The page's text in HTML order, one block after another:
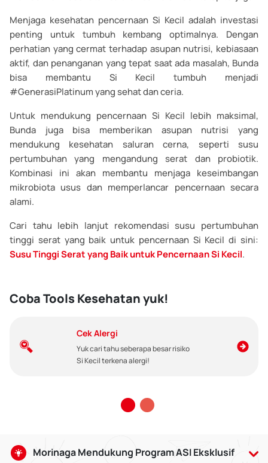
Menjaga kesehatan pencernaan Si Kecil adalah investasi
penting untuk tumbuh kembang optimalnya. Dengan
perhatian yang cermat terhadap asupan nutrisi, kebiasaan
aktif, dan penanganan yang tepat saat ada masalah, Bunda
bisa membantu Si Kecil tumbuh menjadi
#GenerasiPlatinum yang sehat dan ceria.
Untuk mendukung pencernaan Si Kecil lebih maksimal,
Bunda juga bisa memberikan asupan nutrisi yang
mendukung kesehatan saluran cerna, seperti susu
pertumbuhan yang mengandung serat dan probiotik.
Kombinasi ini akan membantu menjaga keseimbangan
mikrobiota usus dan memperlancar pencernaan secara
alami.
Cari tahu lebih lanjut rekomendasi susu pertumbuhan
tinggi serat yang baik untuk pencernaan Si Kecil di sini:
Susu Tinggi Serat yang Baik untuk Pencernaan Si Kecil.
Coba Tools Kesehatan yuk!
Cek Alergi
Yuk cari tahu seberapa besar risiko
Si Kecil terkena alergi!
Morinaga Mendukung Program ASI Eksklusif